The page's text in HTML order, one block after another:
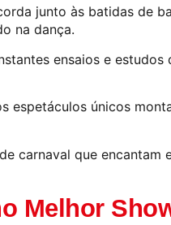
junto às batidas de
na dança.
ensaios e estudos
espetáculos únicos
carnaval que encantam
Melhor